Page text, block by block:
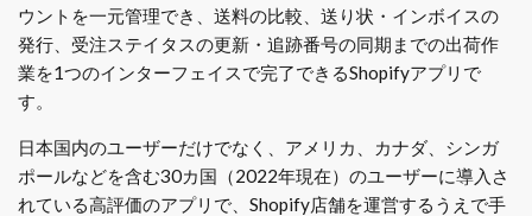
ウントを一元管理でき、送料の比較、送り状・インボイスの
発行、受注ステイタスの更新・追跡番号の同期までの出荷作
業を1つのインターフェイスで完了できるShopifyアプリで
す。
日本国内のユーザーだけでなく、アメリカ、カナダ、シンガ
ポールなどを含む30カ国（2022年現在）のユーザーに導入さ
れている高評価のアプリで、Shopify店舗を運営するうえで手